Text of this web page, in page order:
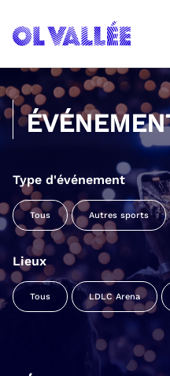
Type d'événement
Tous Autres sports
Lieux
Tous LDLC Arena